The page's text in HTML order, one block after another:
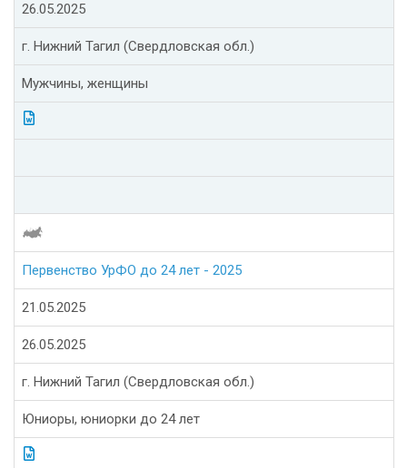
26.05.2025
г. Нижний Тагил (Свердловская обл.)
Мужчины, женщины
Первенство УрФО до 24 лет - 2025
21.05.2025
26.05.2025
г. Нижний Тагил (Свердловская обл.)
Юниоры, юниорки до 24 лет